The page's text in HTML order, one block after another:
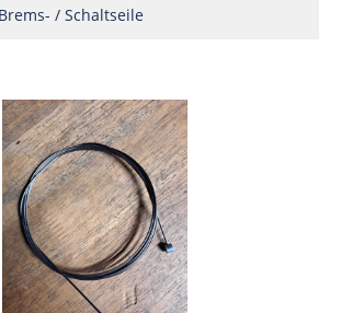
Brems- / Schaltseile